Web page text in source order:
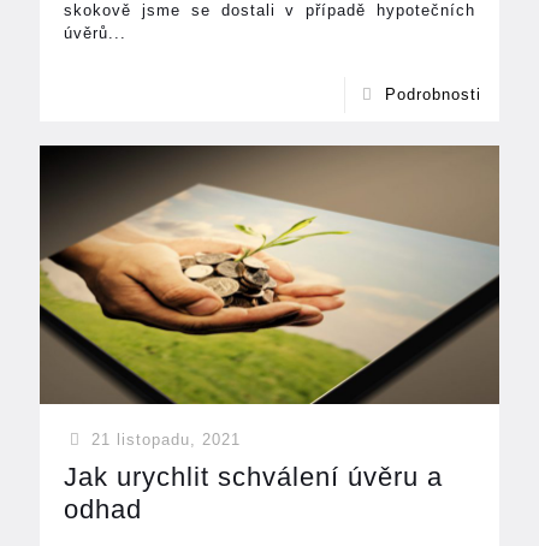
skokově jsme se dostali v případě hypotečních
úvěrů...
Podrobnosti
21 listopadu, 2021
Jak urychlit schválení úvěru a
odhad